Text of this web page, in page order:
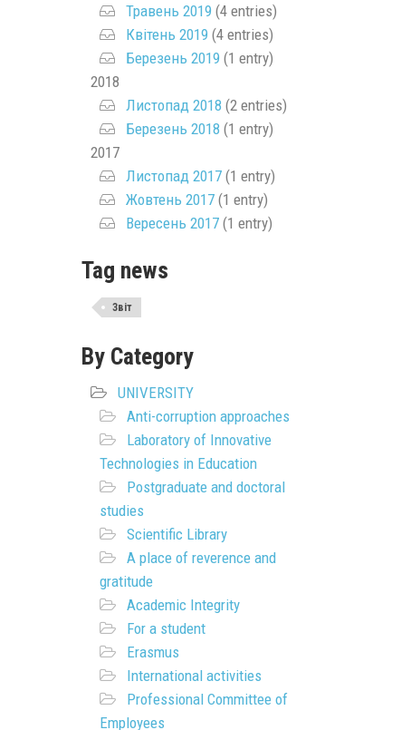
Травень 2019 (4 entries)
Квітень 2019 (4 entries)
Березень 2019 (1 entry)
2018
Листопад 2018 (2 entries)
Березень 2018 (1 entry)
2017
Листопад 2017(1 entry)
Жовтень 2017(1 entry)
Вересень 2017(1 entry)
Tag news
Звіт
By Category
UNIVERSITY
Anti-corruption approaches
Laboratory of Innovative
Technologies in Education
Postgraduate and doctoral
studies
Scientific Library
A place of reverence and
gratitude
Academic Integrity
For a student
Erasmus
International activities
Professional Committee of
Employees